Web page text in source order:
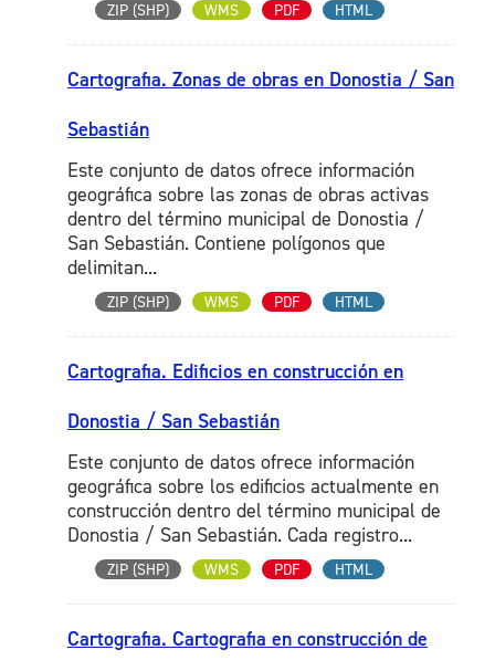
ZIP (SHP) WMS PDF HTML
Cartografia. Zonas de obras en Donostia / San
Sebastián
Este conjunto de datos ofrece información
geográfica sobre las zonas de obras activas
dentro del término municipal de Donostia /
San Sebastián. Contiene polígonos que
delimitan...
ZIP (SHP) WMS PDF HTML
Cartografia. Edificios en construcción en
Donostia / San Sebastián
Este conjunto de datos ofrece información
geográfica sobre los edificios actualmente en
construcción dentro del término municipal de
Donostia / San Sebastián. Cada registro...
ZIP (SHP) WMS PDF HTML
Cartografia. Cartografia en construcción de